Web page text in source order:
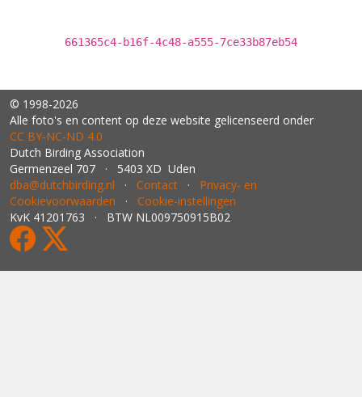
661365c4-b16f-4c48-a555-7ce33b87eb54
© 1998-2026
Alle foto's en content op deze website gelicenseerd onder
CC BY‑NC‑ND 4.0
Dutch Birding Association
Germenzeel 707 · 5403 XD Uden
dba@dutchbirding.nl · Contact · Privacy- en
Cookievoorwaarden · Cookie-instellingen
KvK 41201763 · BTW NL009750915B02